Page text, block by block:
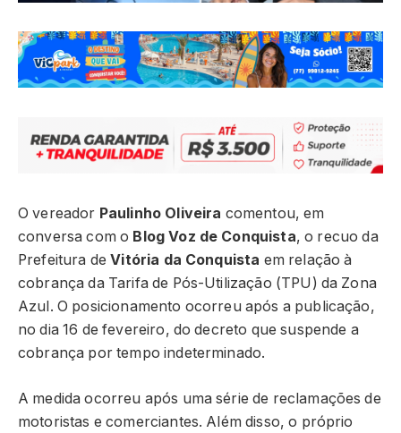
O vereador Paulinho Oliveira comentou, em
conversa com o Blog Voz de Conquista, o recuo da
Prefeitura deVitória da Conquista em relação à
cobrança da Tarifa de Pós-Utilização (TPU) da Zona
Azul. O posicionamento ocorreu após a publicação,
no dia 16 de fevereiro, do decreto que suspende a
cobrança por tempo indeterminado.
A medida ocorreu após uma série de reclamações de
motoristas e comerciantes. Além disso, o próprio